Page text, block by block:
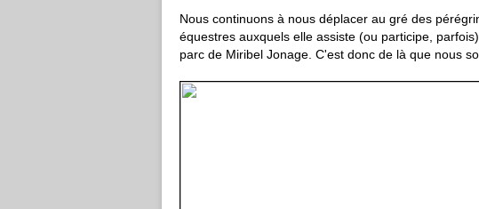
Nous continuons à nous déplacer au gré des
équestres auxquels elle assiste (ou participe,
parc de Miribel Jonage. C'est donc de là que nous